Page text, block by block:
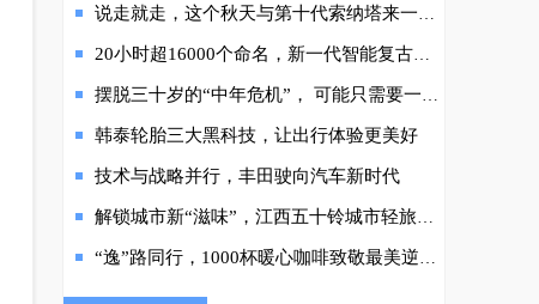
说走就走，这个秋天与第十代索纳塔来一场说走就走的旅行
20小时超16000个命名，新一代智能复古潮驾未出道即巅峰
摆脱三十岁的“中年危机”， 可能只需要一台第七代伊兰特
韩泰轮胎三大黑科技，让出行体验更美好
技术与战略并行，丰田驶向汽车新时代
解锁城市新“滋味”，江西五十铃城市轻旅驾期首赴贵阳！
“逸”路同行，1000杯暖心咖啡致敬最美逆行者